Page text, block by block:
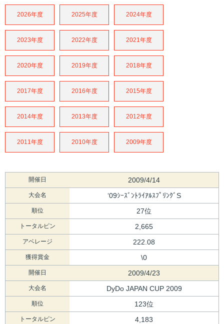
2026年度 2025年度 2024年度
2023年度 2022年度 2021年度
2020年度 2019年度 2018年度
2017年度 2016年度 2015年度
2014年度 2013年度 2012年度
2011年度 2010年度 2009年度
開催日 2009/4/14
大会名 ‘09ｼｰｽﾞﾝﾄﾗｲｱﾙｽﾌﾟﾘﾝｸﾞS
順位 27位
トータルピン 2,665
アベレージ 222.08
獲得賞金 \0
開催日 2009/4/23
大会名 DyDo JAPAN CUP 2009
順位 123位
トータルピン 4,183